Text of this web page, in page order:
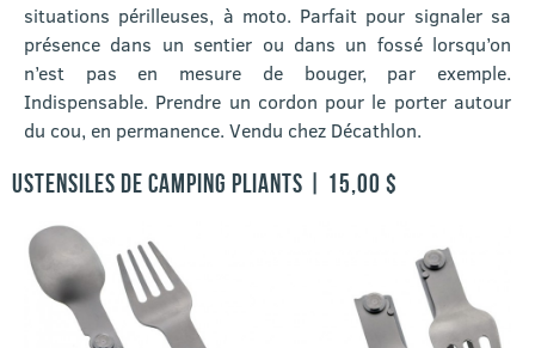
situations périlleuses, à moto. Parfait pour signaler sa
présence dans un sentier ou dans un fossé lorsqu’on
n’est pas en mesure de bouger, par exemple.
Indispensable. Prendre un cordon pour le porter autour
du cou, en permanence. Vendu chez Décathlon.
USTENSILES DE CAMPING PLIANTS | 15,00 $